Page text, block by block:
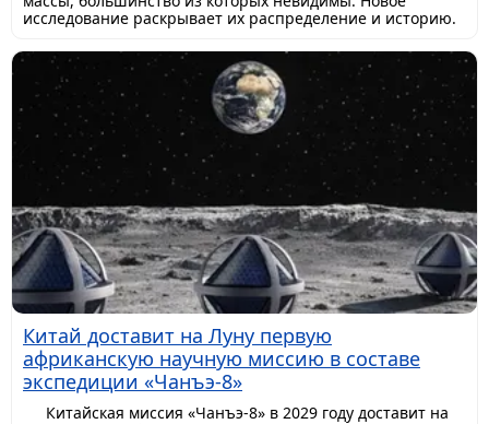
исследование раскрывает их распределение и историю.
Китай доставит на Луну первую
африканскую научную миссию в составе
экспедиции «Чанъэ-8»
Китайская миссия «Чанъэ-8» в 2029 году доставит на